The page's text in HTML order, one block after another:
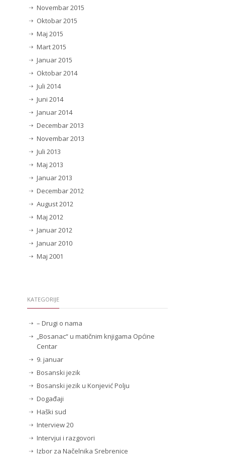
Novembar 2015
Oktobar 2015
Maj 2015
Mart 2015
Januar 2015
Oktobar 2014
Juli 2014
Juni 2014
Januar 2014
Decembar 2013
Novembar 2013
Juli 2013
Maj 2013
Januar 2013
Decembar 2012
August 2012
Maj 2012
Januar 2012
Januar 2010
Maj 2001
KATEGORIJE
– Drugi o nama
„Bosanac“ u matičnim knjigama Općine
Centar
9. januar
Bosanski jezik
Bosanski jezik u Konjević Polju
Događaji
Haški sud
Interview 20
Intervjui i razgovori
Izbor za Načelnika Srebrenice